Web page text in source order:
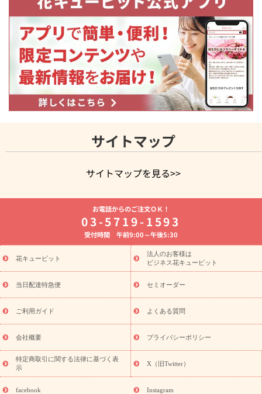
サイトマップ
サイトマップを見る>>
よく贈られる花
お祝いの花特集
誕生日フラワーギフト特集
8月の誕生花(トルコキキョウ)
開店・開業祝い
お供え・お悔やみ お供え・お悔やみの花
通夜・葬儀に贈る花 胡蝶蘭・花鉢
ーブドフラワー
季節のイベント
ひまわり ギフト・プレゼント
特集
お盆 花（新盆・初盆） 季節のイベント
お盆 花（新
盆・初盆）
お盆 花（新盆・初盆）
お盆・お供え 花とセットギ
フト
お盆・お供え プリザーブドフラワー
ひまわり ギフト・プ
レゼント特集
夏の花贈り・お中元・暑中見舞い 花のギフト特集
敬老の日におくる花ギフト・プレゼント特集
花ギフト・プレゼント特集
敬老の日 花のおすすめランキング
敬
老の日 花鉢植えのギフト・プレゼント特集
敬老の日 花とセットギ
フト・プレゼント特集
敬老の日の花 全てのギフト一覧
キャン
ペーン
映画『ウォーターガーディアンズ』コラボキャンペーン
「きょう誕生日なんです」キャンペーン
誕生日の花を探す
誕生日フラワーギフト 誕生日フラワーギフト特集
お電話からのご注文ＯＫ！
03-5719-1593
受付時間 午前9:00～午後5:30
花キューピット
法人のお客様は
ビジネス花キューピット
当日配達特急便 セミオーダー
ご利用ガイド よくある質問
会社概要 プライバシーポリシー
特定商取引に関する法律に基づく表
示
X（旧Twitter）
facebook Instagram